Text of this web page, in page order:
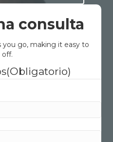
consulta
you go, making it easy to
(Obligatorio)